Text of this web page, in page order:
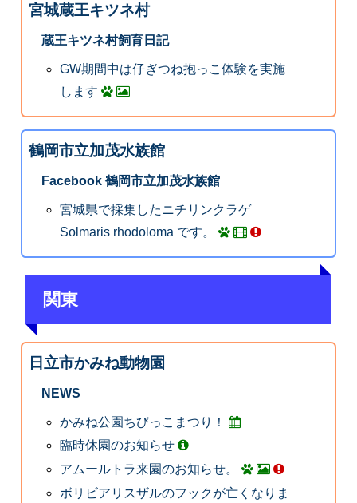
宮城蔵王キツネ村
蔵王キツネ村飼育日記
GW期間中は仔ぎつね抱っこ体験を実施
します
鶴岡市立加茂水族館
Facebook 鶴岡市立加茂水族館
宮城県で採集したニチリンクラゲ
Solmaris rhodoloma です。
関東
日立市かみね動物園
NEWS
かみね公園ちびっこまつり！
臨時休園のお知らせ
アムールトラ来園のお知らせ。
ボリビアリスザルのフックが亡くなりま